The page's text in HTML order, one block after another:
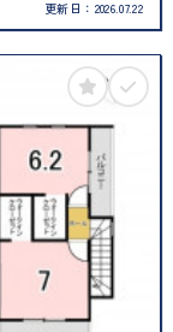
更新日： 2026.07.22